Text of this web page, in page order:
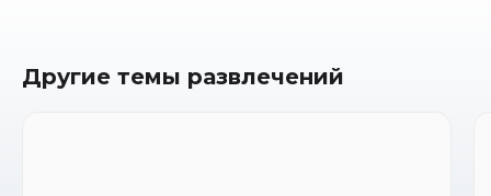
Другие темы развлечений